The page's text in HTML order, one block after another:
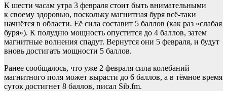
К шести часам утра 3 февраля стоит быть внимательными
к своему здоровью, поскольку магнитная буря всё-таки
начнётся в области. Её сила составит 5 баллов (как раз «слабая
буря»). К полудню мощность опустится до 4 баллов, затем
магнитные волнения спадут. Вернутся они 5 февраля, и будут
вновь достигать мощности 5 баллов.
Ранее сообщалось, что уже 2 февраля сила колебаний
магнитного поля может вырасти до 6 баллов, а в тёмное время
суток достигнет 8 баллов, писал Sib.fm.